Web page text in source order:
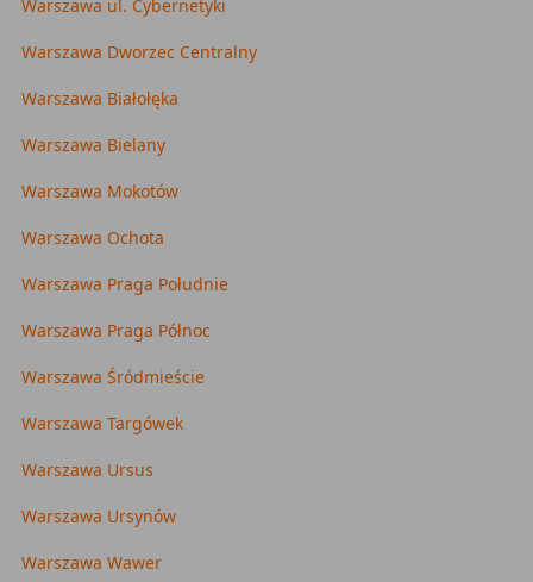
Warszawa ul. Cybernetyki
Warszawa Dworzec Centralny
Warszawa Białołęka
Warszawa Bielany
Warszawa Mokotów
Warszawa Ochota
Warszawa Praga Południe
Warszawa Praga Północ
Warszawa Śródmieście
Warszawa Targówek
Warszawa Ursus
Warszawa Ursynów
Warszawa Wawer